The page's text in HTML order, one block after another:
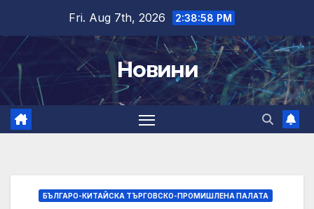
content
Fri. Aug 7th, 2026 2:38:59 PM
Новини
БЪЛГАРО-КИТАЙСКА ТЪРГОВСКО-ПРОМИШЛЕНА ПАЛАТА